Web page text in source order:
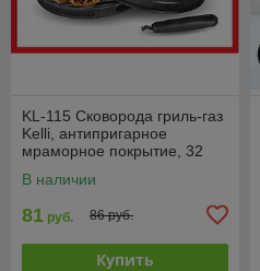
KL-115 Сковорода гриль-газ
Kelli, антипригарное
мраморное покрытие, 32
В наличии
81 руб. 86 руб.
Купить